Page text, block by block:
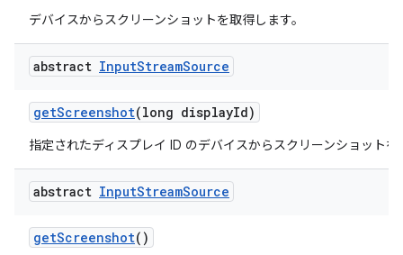
デバイスからスクリーンショットを取得します。
abstract InputStreamSource
getScreenshot(long displayId)
指定されたディスプレイ ID のデバイスからスクリーンショットを
abstract InputStreamSource
getScreenshot()